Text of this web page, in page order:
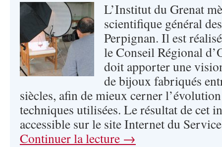
L’Institut du Grenat
scientifique général
Perpignan. Il est
le Conseil Régional
doit apporter une
de bijoux fabriqués
siècles, afin de mieux cerner
techniques utilisées. Le résultat de cet
accessible sur le site Internet du
Continuer la lecture →